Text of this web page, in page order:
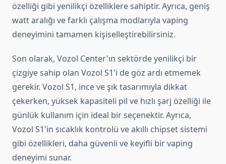
özelliği gibi yenilikçi özelliklere sahiptir. Ayrıca, geniş
watt aralığı ve farklı çalışma modlarıyla vaping
deneyimini tamamen kişiselleştirebilirsiniz.
Son olarak, Vozol Center'ın sektörde yenilikçi bir
çizgiye sahip olan Vozol S1'i de göz ardı etmemek
gerekir. Vozol S1, ince ve şık tasarımıyla dikkat
çekerken, yüksek kapasiteli pil ve hızlı şarj özelliği ile
günlük kullanım için ideal bir seçenektir. Ayrıca,
Vozol S1'in sıcaklık kontrolü ve akıllı chipset sistemi
gibi özellikleri, daha güvenli ve keyifli bir vaping
deneyimi sunar.